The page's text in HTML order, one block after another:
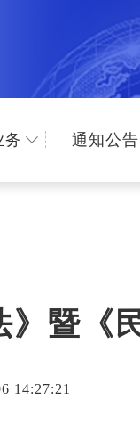
务 通知公告
暨《
14:27:21